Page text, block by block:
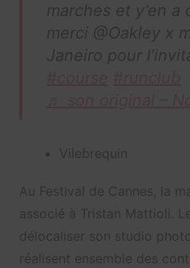
marches et y’en a
merci @Oakley x
Janeiro pour
Vilebrequin
Au Festival de Cannes, la
associé à Tristan Mattioli.
délocaliser son studio
réalisent ensemble des